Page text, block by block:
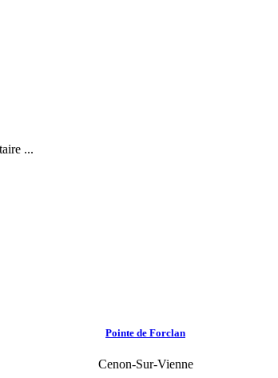
...
Pointe de Forclan
Cenon-Sur-Vienne